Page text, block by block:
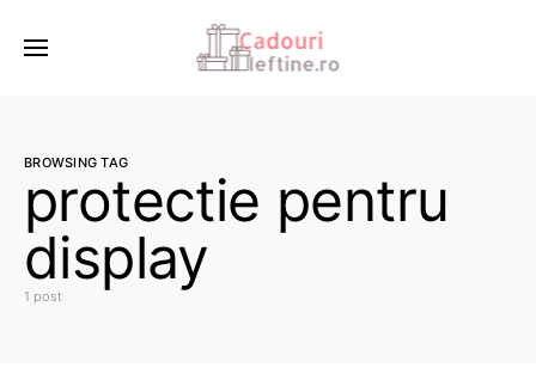
BROWSING TAG
protectie pentru
display
1 post